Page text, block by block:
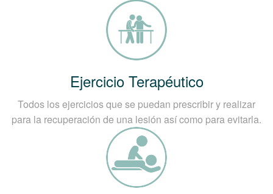
Ejercicio Terapéutico
Todos los ejercicios que se puedan prescribir y realizar
para la recuperación de una lesión así como para evitarla.